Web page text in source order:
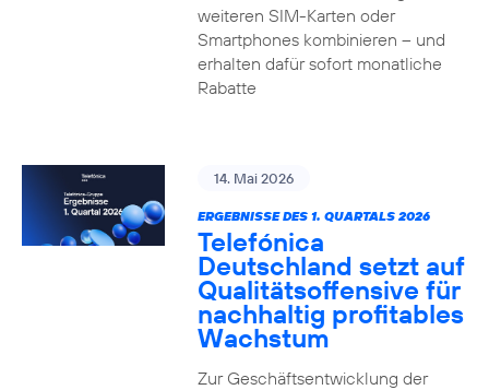
weiteren SIM-Karten oder
Smartphones kombinieren – und
erhalten dafür sofort monatliche
Rabatte
14. Mai 2026
ERGEBNISSE DES 1. QUARTALS 2026
Telefónica
Deutschland setzt auf
Qualitätsoffensive für
nachhaltig profitables
Wachstum
Zur Geschäftsentwicklung der